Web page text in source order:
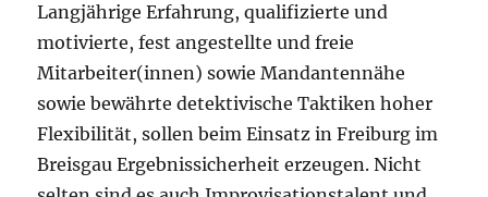
Langjährige Erfahrung, qualifizierte und
motivierte, fest angestellte und freie
Mitarbeiter(innen) sowie Mandantennähe
sowie bewährte detektivische Taktiken hoher
Flexibilität, sollen beim Einsatz in Freiburg im
Breisgau Ergebnissicherheit erzeugen. Nicht